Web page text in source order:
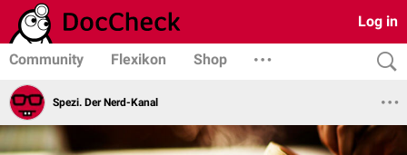
Log in
Community Flexikon Shop
Spezi. Der Nerd-Kanal